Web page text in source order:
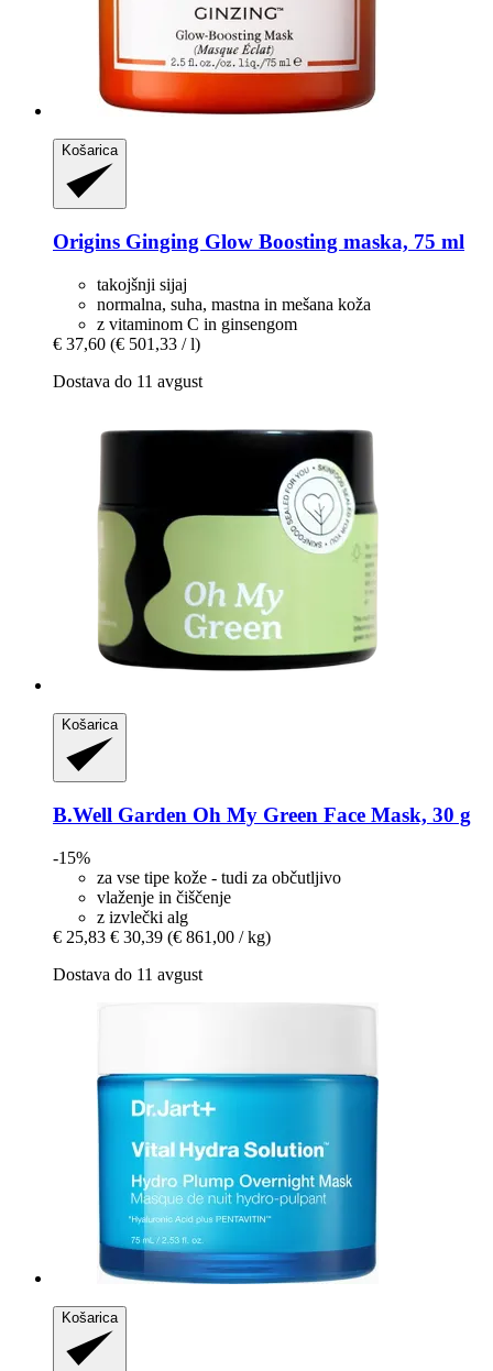
Košarica
Origins Ginging Glow Boosting maska, 75 ml
takojšnji sijaj
normalna, suha, mastna in mešana koža
z vitaminom C in ginsengom
€ 37,60 (€ 501,33 / l)
Dostava do 11 avgust
Košarica
B.Well Garden Oh My Green Face Mask, 30 g
-15%
za vse tipe kože - tudi za občutljivo
vlaženje in čiščenje
z izvlečki alg
€ 25,83 € 30,39 (€ 861,00 / kg)
Dostava do 11 avgust
Košarica